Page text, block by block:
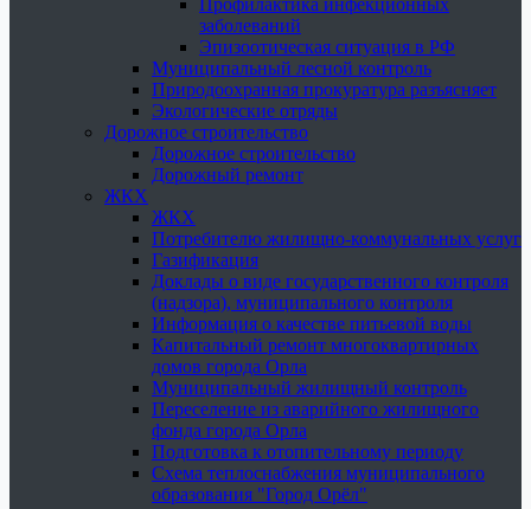
Профилактика инфекционных
заболеваний
Эпизоотическая ситуация в РФ
Муниципальный лесной контроль
Природоохранная прокуратура разъясняет
Экологические отряды
Дорожное строительство
Дорожное строительство
Дорожный ремонт
ЖКХ
ЖКХ
Потребителю жилищно-коммунальных услуг
Газификация
Доклады о виде государственного контроля
(надзора), муниципального контроля
Информация о качестве питьевой воды
Капитальный ремонт многоквартирных
домов города Орла
Муниципальный жилищный контроль
Переселение из аварийного жилищного
фонда города Орла
Подготовка к отопительному периоду
Схема теплоснабжения муниципального
образования "Город Орёл"